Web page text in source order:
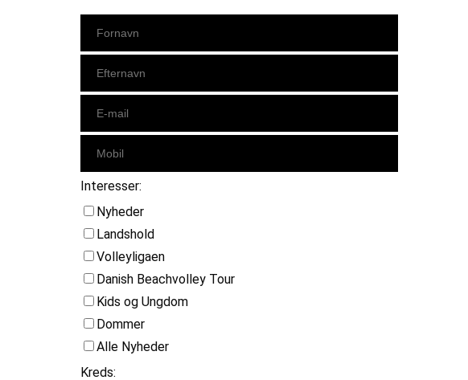
Interesser:
Nyheder
Landshold
Volleyligaen
Danish Beachvolley Tour
Kids og Ungdom
Dommer
Alle Nyheder
Kreds: